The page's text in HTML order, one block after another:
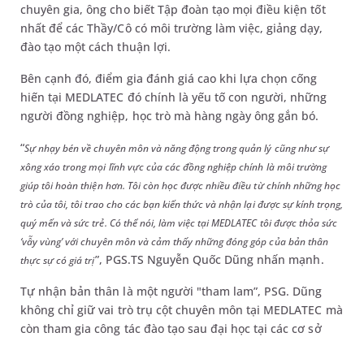
chuyên gia, ông cho biết Tập đoàn tạo mọi điều kiện tốt
nhất để các Thầy/Cô có môi trường làm việc, giảng dạy,
đào tạo một cách thuận lợi.
Bên cạnh đó, điểm gia đánh giá cao khi lựa chọn cống
hiến tại MEDLATEC đó chính là yếu tố con người, những
người đồng nghiệp, học trò mà hàng ngày ông gắn bó.
“Sự nhạy bén về chuyên môn và năng động trong quản lý cũng như sự
xông xáo trong mọi lĩnh vực của các đồng nghiệp chính là môi trường
giúp tôi hoàn thiện hơn. Tôi còn học được nhiều điều từ chính những học
trò của tôi, tôi trao cho các bạn kiến thức và nhận lại được sự kính trọng,
quý mến và sức trẻ. Có thể nói, làm việc tại MEDLATEC tôi được thỏa sức
‘vẫy vùng’ với chuyên môn và cảm thấy những đóng góp của bản thân
thực sự có giá trị”, PGS.TS Nguyễn Quốc Dũng nhấn mạnh.
Tự nhận bản thân là một người "tham lam”, PSG. Dũng
không chỉ giữ vai trò trụ cột chuyên môn tại MEDLATEC mà
còn tham gia công tác đào tạo sau đại học tại các cơ sở